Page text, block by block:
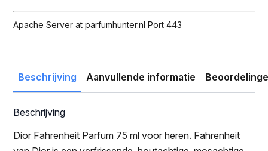
Apache Server at parfumhunter.nl Port 443
Beschrijving Aanvullende informatie
Beschrijving
Dior Fahrenheit Parfum 75 ml voor heren. Fahrenheit